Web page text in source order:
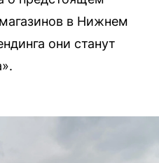
в Нижнем
они станут